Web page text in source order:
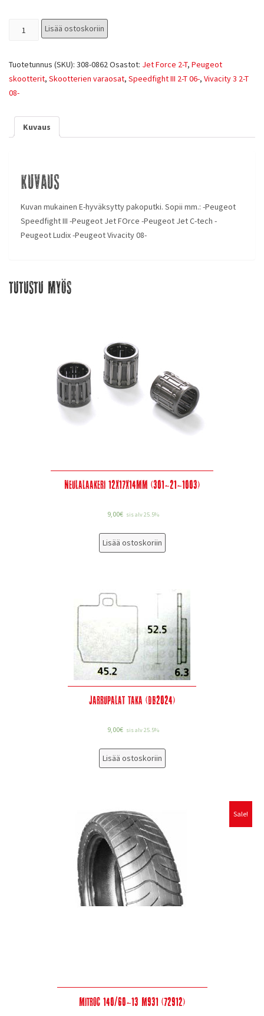
Lisää ostoskoriin
Tuotetunnus (SKU): 308-0862Osastot: Jet Force 2-T, Peugeot
skootterit, Skootterien varaosat, Speedfight III 2-T 06-, Vivacity 3 2-T
08-
Kuvaus
Kuvaus
Kuvan mukainen E-hyväksytty pakoputki. Sopii mm.: -Peugeot
Speedfight III -Peugeot Jet FOrce -Peugeot Jet C-tech -
Peugeot Ludix -Peugeot Vivacity 08-
Tutustu myös
Neulalaakeri 12x17x14mm (301-21-1003)
9,00€ sis alv 25.5%
Lisää ostoskoriin
Jarrupalat taka (DB2024)
9,00€ sis alv 25.5%
Lisää ostoskoriin
Sale!
Mitroc 140/60-13 M931 (72912)